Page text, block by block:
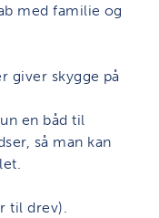
med familie og
giver skygge på
en båd til
så man kan
til drev).